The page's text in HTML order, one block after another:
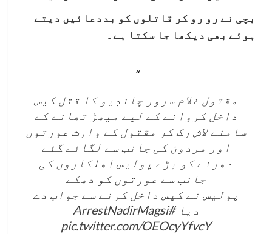
بچی نے رو رو کر قاتلوں کو بددعائیں دیتے
ہوئے بھی دیکھا جا سکتا ہے۔
مقتول غلام سرور چانڊيو کا قتل کيس
داخل کروانے کے لیے ميھڑ تھانے کے
سامنے لاش رک کر مقتول کے وارث عورتوں
اور مردون کی جانب سے لگائے گئے
دھرنے کو بڑے پوليس اهلکاروں کی
جانب سے عورتوں کو دھکے
پوليس نے کيس داخل کرنے سے جواب دے
دیا#ArrestNadirMagsi
pic.twitter.com/OEOcyYfvcY